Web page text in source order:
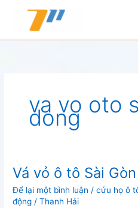
va vo oto
dong
Vá vỏ ô tô Sài
Để lại một bình luận /cứu họ ô
động /Thanh Hải